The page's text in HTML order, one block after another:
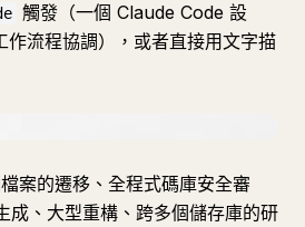
觸發（一個 Claude Code 設
流程協調），或者直接用文字描
案的遷移、全程式碼庫安全審
成、大型重構、跨多個儲存庫的研